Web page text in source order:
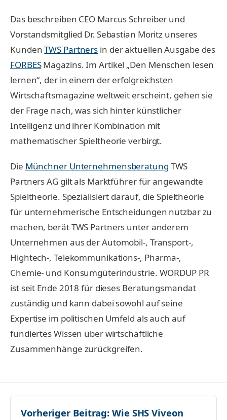
Das beschreiben CEO Marcus Schreiber und
Vorstandsmitglied Dr. Sebastian Moritz unseres
KundenTWS Partners in der aktuellen Ausgabe des
FORBESMagazins. Im Artikel „Den Menschen lesen
lernen“, der in einem der erfolgreichsten
Wirtschaftsmagazine weltweit erscheint, gehen sie
der Frage nach, was sich hinter künstlicher
Intelligenz und ihrer Kombination mit
mathematischer Spieltheorie verbirgt.
Die Münchner Unternehmensberatung TWS
Partners AG gilt als Marktführer für angewandte
Spieltheorie. Spezialisiert darauf, die Spieltheorie
für unternehmerische Entscheidungen nutzbar zu
machen, berät TWS Partners unter anderem
Unternehmen aus der Automobil-, Transport-,
Hightech-, Telekommunikations-, Pharma-,
Chemie- und Konsumgüterindustrie. WORDUP PR
ist seit Ende 2018 für dieses Beratungsmandat
zuständig und kann dabei sowohl auf seine
Expertise im politischen Umfeld als auch auf
fundiertes Wissen über wirtschaftliche
Zusammenhänge zurückgreifen.
Vorheriger Beitrag: Wie SHS Viveon